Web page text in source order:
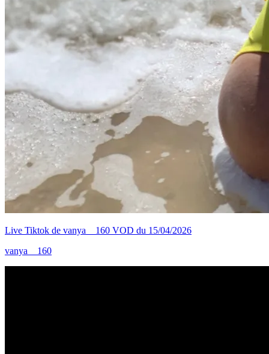
Live Tiktok de vanya__160 VOD du 15/04/2026
vanya__160